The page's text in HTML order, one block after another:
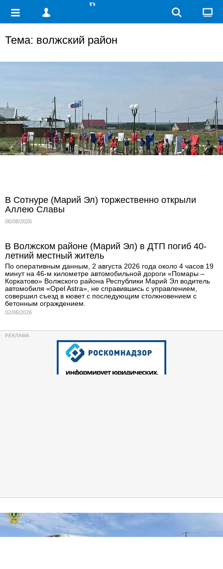
Тема: волжский район
В Сотнуре (Марий Эл) торжественно открыли
Аллею Славы
06/08/2026
В Волжском районе (Марий Эл) в ДТП погиб 40-
летний местный житель
По оперативным данным, 2 августа 2026 года около 4 часов 19
минут на 46-м километре автомобильной дороги «Помары –
Коркатово» Волжского района Республики Марий Эл водитель
автомобиля «Opel Astra», не справившись с управлением,
совершил съезд в кювет с последующим столкновением с
бетонным ограждением.
02/08/2026